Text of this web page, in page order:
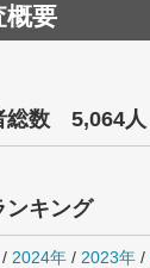
概要
総数 5,064人
ンキング
/ 2024年 / 2023年 /